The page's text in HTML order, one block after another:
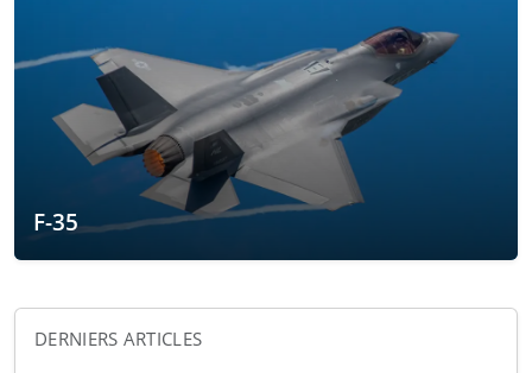
F-35
DERNIERS ARTICLES